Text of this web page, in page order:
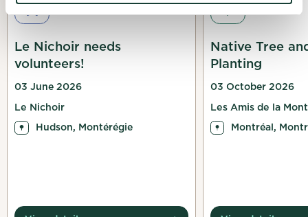
Specific skills
Le Nichoir needs
volunteers!
03 June 2026
Le Nichoir
Hudson, Montérégie
Planting
Native Tree
Planting
03 October 2026
Les Amis de la
Montréal,